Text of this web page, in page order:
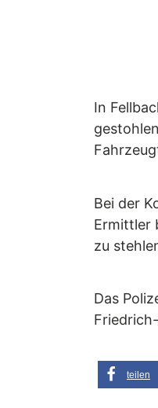
In
Bei der
Ermittler
zu
Das
teilen